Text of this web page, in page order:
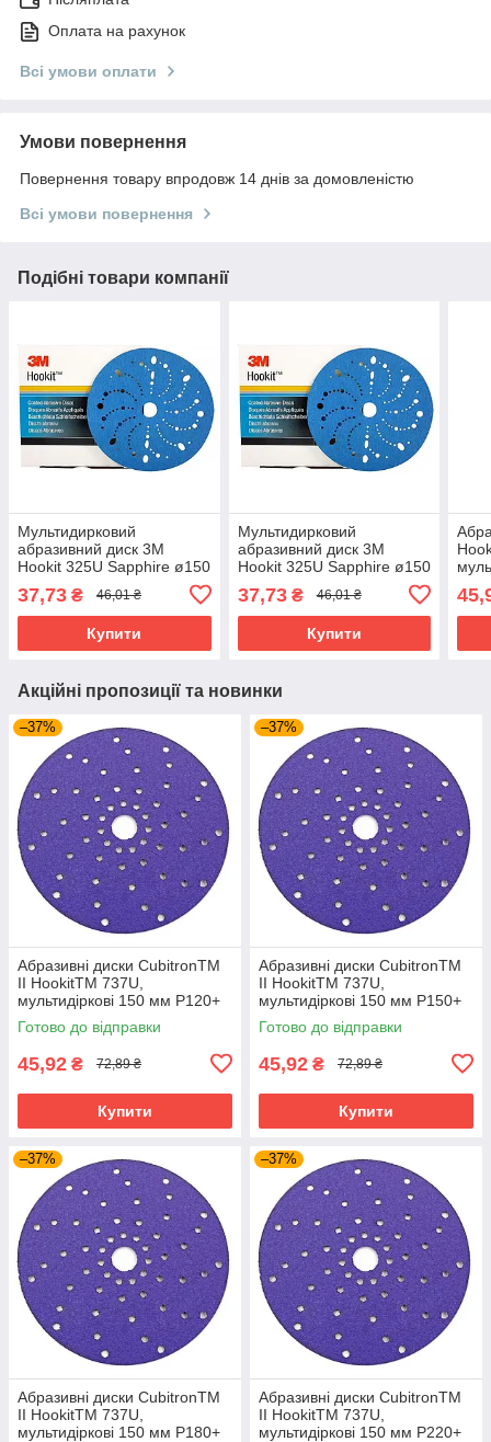
Оплата на рахунок
Всі умови оплати
Умови повернення
Повернення товару впродовж 14 днів за домовленістю
Всі умови повернення
Подібні товари компанії
Мультидирковий
абразивний диск 3M
Hookit 325U Sapphire ø150
37,73 ₴ 46,01 ₴
Купити
Мультидирковий
абразивний диск 3M
Hookit 325U Sapphire ø150
37,73₴ 46,01 ₴
Купити
Акційні пропозиції та новинки
–37%
Абразивні диски CubitronTM
II HookitTM 737U,
мультидіркові 150 мм P120+
Готово до відправки
45,92 ₴ 72,89 ₴
Купити
–37%
Абразивні диски CubitronTM
II HookitTM 737U,
мультидіркові 150 мм P150+
Готово до відправки
45,92 ₴ 72,89 ₴
Купити
–37%
Абразивні диски CubitronTM
II HookitTM 737U,
мультидіркові 150 мм P180+
–37%
Абразивні диски CubitronTM
II HookitTM 737U,
мультидіркові 150 мм P220+